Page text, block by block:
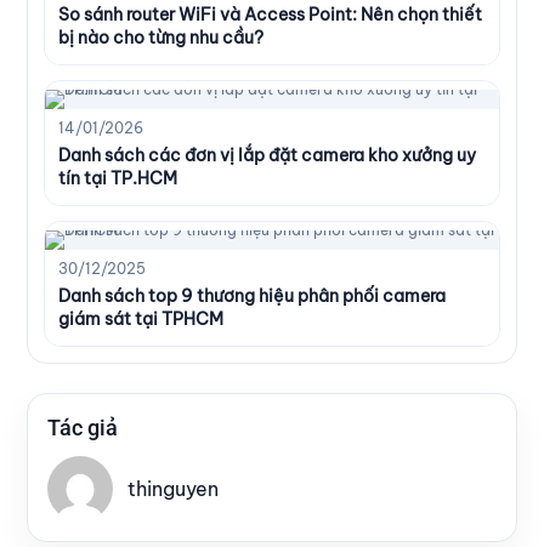
So sánh router WiFi và Access Point: Nên chọn thiết
bị nào cho từng nhu cầu?
14/01/2026
Danh sách các đơn vị lắp đặt camera kho xưởng uy
tín tại TP.HCM
30/12/2025
Danh sách top 9 thương hiệu phân phối camera
giám sát tại TPHCM
Tác giả
thinguyen